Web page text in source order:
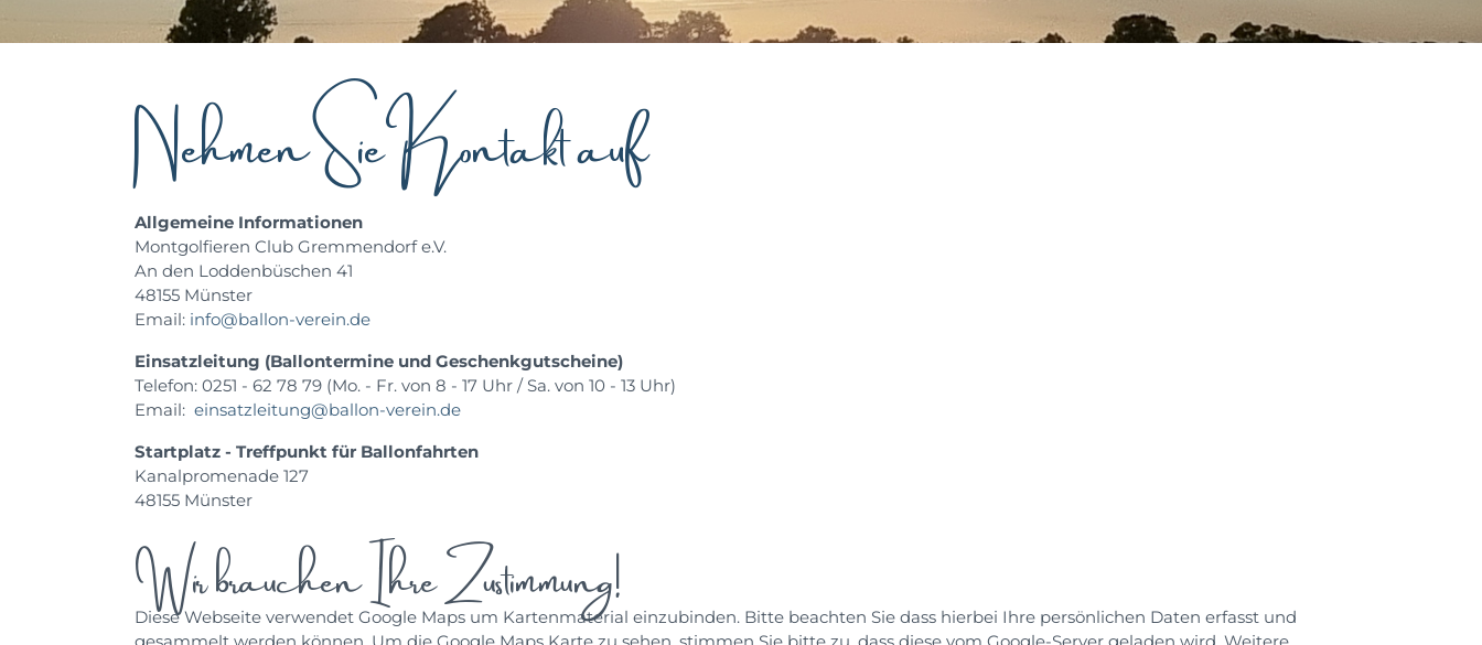
Nehmen Sie Kontakt auf
Allgemeine Informationen
Montgolfieren Club Gremmendorf e.V.
An den Loddenbüschen 41
48155 Münster
Email: info@ballon-verein.de
Einsatzleitung (Ballontermine und Geschenkgutscheine)
Telefon: 0251 - 62 78 79 (Mo. - Fr. von 8 - 17 Uhr / Sa. von 10 - 13 Uhr)
Email: einsatzleitung@ballon-verein.de
Startplatz - Treffpunkt für Ballonfahrten
Kanalpromenade 127
48155 Münster
Wir brauchen Ihre Zustimmung!
Diese Webseite verwendet Google Maps um Kartenmaterial einzubinden. Bitte beachten Sie dass hierbei Ihre persönlichen Daten erfasst und